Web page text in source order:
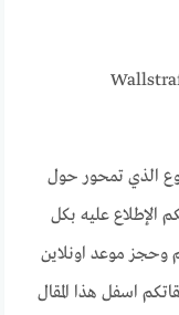
الذي تمحور حول
الإطلاع عليه بكل
وحجز موعد اونلاين
اسفل هذا المقال